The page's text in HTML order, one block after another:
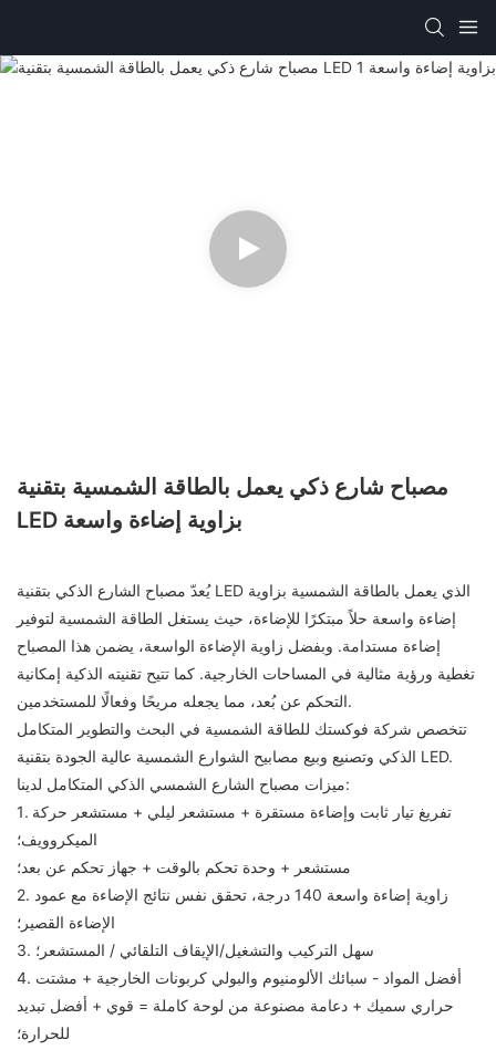
مصباح شارع ذكي يعمل بالطاقة الشمسية بتقنية
LED بزاوية إضاءة واسعة
يُعدّ مصباح الشارع الذكي بتقنية LED الذي يعمل بالطاقة الشمسية بزاوية
إضاءة واسعة حلاً مبتكرًا للإضاءة، حيث يستغل الطاقة الشمسية لتوفير
إضاءة مستدامة. وبفضل زاوية الإضاءة الواسعة، يضمن هذا المصباح
تغطية ورؤية مثالية في المساحات الخارجية. كما تتيح تقنيته الذكية إمكانية
التحكم عن بُعد، مما يجعله مريحًا وفعالًا للمستخدمين.
تتخصص شركة فوكستك للطاقة الشمسية في البحث والتطوير المتكامل
الذكي وتصنيع وبيع مصابيح الشوارع الشمسية عالية الجودة بتقنية LED.
ميزات مصباح الشارع الشمسي الذكي المتكامل لدينا:
1. تفريغ تيار ثابت وإضاءة مستقرة + مستشعر ليلي + مستشعر حركة
الميكروويف؛
مستشعر + وحدة تحكم بالوقت + جهاز تحكم عن بعد؛
2. زاوية إضاءة واسعة 140 درجة، تحقق نفس نتائج الإضاءة مع عمود
الإضاءة القصير؛
3. سهل التركيب والتشغيل/الإيقاف التلقائي / المستشعر؛
4. أفضل المواد - سبائك الألومنيوم والبولي كربونات الخارجية + مشتت
حراري سميك + دعامة مصنوعة من لوحة كاملة = قوي + أفضل تبديد
للحرارة؛